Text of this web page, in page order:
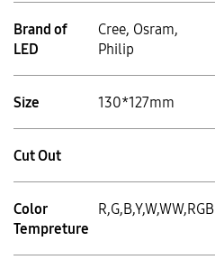
Brand of
LED
Cree, Osram,
Philip
Size 130*127mm
Cut Out
Color
Tempreture
R,G,B,Y,W,WW,RGB